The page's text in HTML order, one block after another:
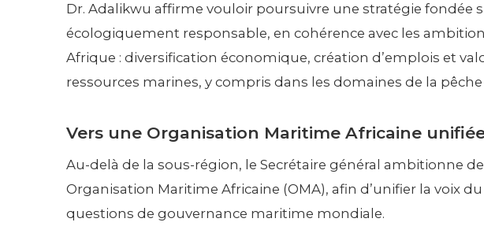
Dr. Adalikwu affirme vouloir poursuivre une stratégie fondée
écologiquement responsable, en cohérence avec les
Afrique : diversification économique, création d’emplois et
ressources marines, y compris dans les domaines de la
Vers une Organisation Maritime Africaine
Au-delà de la sous-région, le Secrétaire général ambitionne
Organisation Maritime Africaine (OMA), afin d’unifier la voix
questions de gouvernance maritime mondiale.